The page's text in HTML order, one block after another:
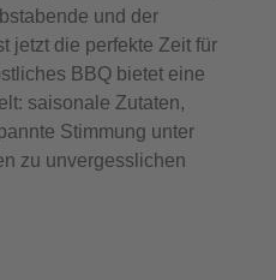
und der
jetzt die perfekte Zeit für
BBQ bietet eine
saisonale Zutaten,
Stimmung unter
zu unvergesslichen